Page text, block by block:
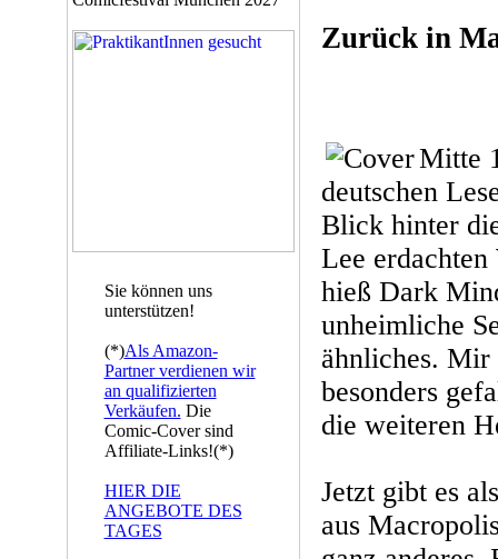
Sie können uns
unterstützen!
(*)Als Amazon-
Partner verdienen wir
an qualifizierten
Verkäufen. Die
Comic-Cover sind
Affiliate-Links!(*)
HIER DIE
ANGEBOTE DES
TAGES
Zurück in
Mitte
deutschen
Blick hinter
Lee
hieß Dark
unheimliche
ähnliches. Mir
besonders
die weiteren
Jetzt gibt es
aus